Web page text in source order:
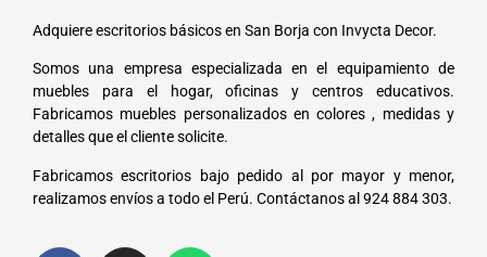
Adquiere escritorios básicos en San Borja con Invycta Decor.
Somos una empresa especializada en el equipamiento de
muebles para el hogar, oficinas y centros educativos.
Fabricamos muebles personalizados en colores , medidas y
detalles que el cliente solicite.
Fabricamos escritorios bajo pedido al por mayor y menor,
realizamos envíos a todo el Perú. Contáctanos al 924 884 303.